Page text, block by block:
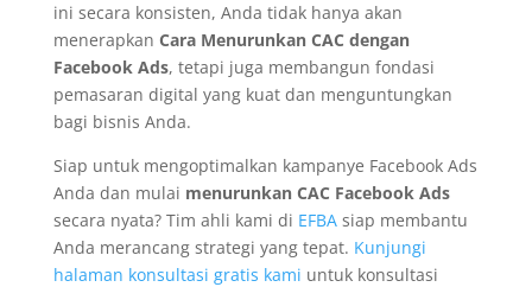
ini secara konsisten, Anda tidak hanya akan
menerapkan Cara Menurunkan CAC dengan
Facebook Ads, tetapi juga membangun fondasi
pemasaran digital yang kuat dan menguntungkan
bagi bisnis Anda.
Siap untuk mengoptimalkan kampanye Facebook Ads
Anda dan mulai menurunkan CAC Facebook Ads
secara nyata? Tim ahli kami di EFBAsiap membantu
Anda merancang strategi yang tepat. Kunjungi
halaman konsultasi gratis kami untuk konsultasi